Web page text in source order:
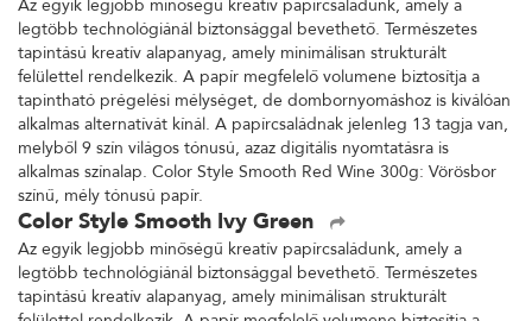
Az egyik legjobb minőségű kreatív papírcsaládunk, amely a
legtöbb technológiánál biztonsággal bevethető. Természetes
tapintású kreatív alapanyag, amely minimálisan strukturált
felülettel rendelkezik. A papír megfelelő volumene biztosítja a
tapintható prégelési mélységet, de dombornyomáshoz is kiválóan
alkalmas alternatívát kínál. A papírcsaládnak jelenleg 13 tagja van,
melyből 9 szín világos tónusú, azaz digitális nyomtatásra is
alkalmas színalap. Color Style Smooth Red Wine 300g: Vörösbor
színű, mély tónusú papír.
Color Style Smooth Ivy Green
Az egyik legjobb minőségű kreatív papírcsaládunk, amely a
legtöbb technológiánál biztonsággal bevethető. Természetes
tapintású kreatív alapanyag, amely minimálisan strukturált